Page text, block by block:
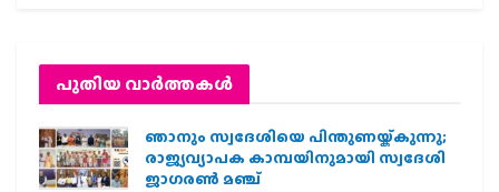
പുതിയ വാര്‍ത്തകള്‍
ഞാനും സ്വദേശിയെ പിന്തുണയ്ക്കുന്നു;
രാജ്യവ്യാപക കാമ്പയിനുമായി സ്വദേശി
ജാഗരണ്‍ മഞ്ച്